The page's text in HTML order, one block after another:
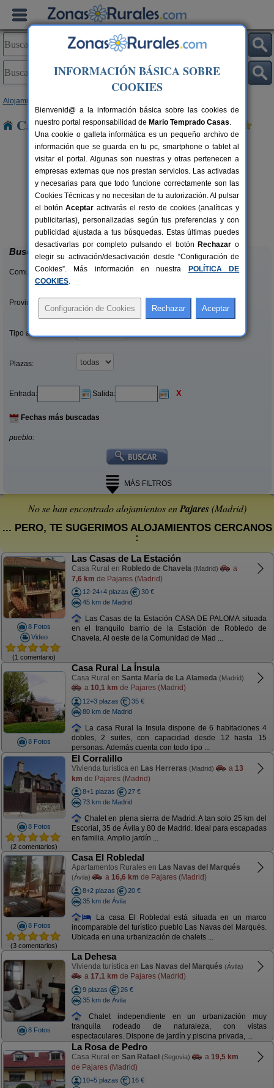
Alojamientos
Casas Rurales cerca de Pajares
19 pers.
desde26 €
La Abubilla
Valdelaguna (Madrid)
Buscar
Comunidades:
Provincias/Islas:
Tipo alquiler:
Plazas:
Entrada: Salida: X
Fechas más buscadas
pueblo:
MÁS FILTROS
No se han encontrado alojamientos enPajares(Madrid)
... PERO, TE SUGERIMOS ALOJAMIENTOS CERCANOS
:
8 Fotos
Video
(1 comentario)
Las Casas de La Estación
Casa Rural en Robledo de Chavela (Madrid)
a
7,6 km de Pajares (Madrid)
12-24+4 plazas
30 €
45 km de Madrid
Las Casas de la Estación CASA DE PALOMA situada
en el tranquilo barrio de la Estación de Robledo de
Chavela. Al oeste de la Comunidad de Mad ...
8 Fotos
Casa Rural La Ínsula
Casa Rural en Santa María de La Alameda (Madrid)
a 10,1 km de Pajares (Madrid)
12+3 plazas
35 €
80 km de Madrid
La casa Rural la Insula dispone de 6 habitaciones 4
dobles, 2 suites, con capacidad desde 12 hasta 15
personas. Además cuenta con todo tipo ...
8 Fotos
(2 comentarios)
El Corralillo
Vivienda turística en Las Herreras (Madrid) a 13
km de Pajares (Madrid)
8+1 plazas
27 €
73 km de Madrid
Chalet en plena sierra de Madrid. A tan solo 25 km del
Escorial, 35 de Ávila y 80 de Madrid. Ideal para escapadas
en familia. Amplio jardín ...
8 Fotos
(3 comentarios)
Casa El Robledal
Apartamentos Rurales en Las Navas del Marqués
(Ávila) a 16,6 km de Pajares (Madrid)
8+2 plazas
20 €
35 km de Ávila
La casa El Robledal está situada en un marco
incomparable del turístico pueblo Las Navas del Marqués.
Ubicada en una urbanización de chalets ...
8 Fotos
La Dehesa
Vivienda turística en Las Navas del Marqués (Ávila)
a 17,1 km de Pajares (Madrid)
9 plazas
26 €
35 km de Ávila
Chalet independiente en un urbanización muy
tranquila rodeado de naturaleza, con vistas
espectaculares. Dispone de jardín y piscina privada, ...
La Rosa de Pedro
Casa Rural en San Rafael (Segovia) a 19,5 km
de Pajares (Madrid)
10+5 plazas
16 €
INFORMACIÓN BÁSICA SOBRE
COOKIES
Bienvenid@ a la información básica sobre las cookies de
nuestro portal responsabilidad de Mario Temprado Casas.
Una cookie o galleta informática es un pequeño archivo de
información que se guarda en tu pc, smartphone o tablet al
visitar el portal. Algunas son nuestras y otras pertenecen a
empresas externas que nos prestan servicios. Las activadas
y necesarias para que todo funcione correctamente son las
Cookies Técnicas y no necesitan de tu autorización. Al pulsar
el botónAceptar activarás el resto de cookies (analíticas y
publicitarias), personalizadas según tus preferencias y con
publicidad ajustada a tus búsquedas. Estas últimas puedes
desactivarlas por completo pulsando el botón Rechazar o
elegir su activación/desactivación desde “Configuración de
Cookies”. Más información en nuestra
POLÍTICA DE
COOKIES.